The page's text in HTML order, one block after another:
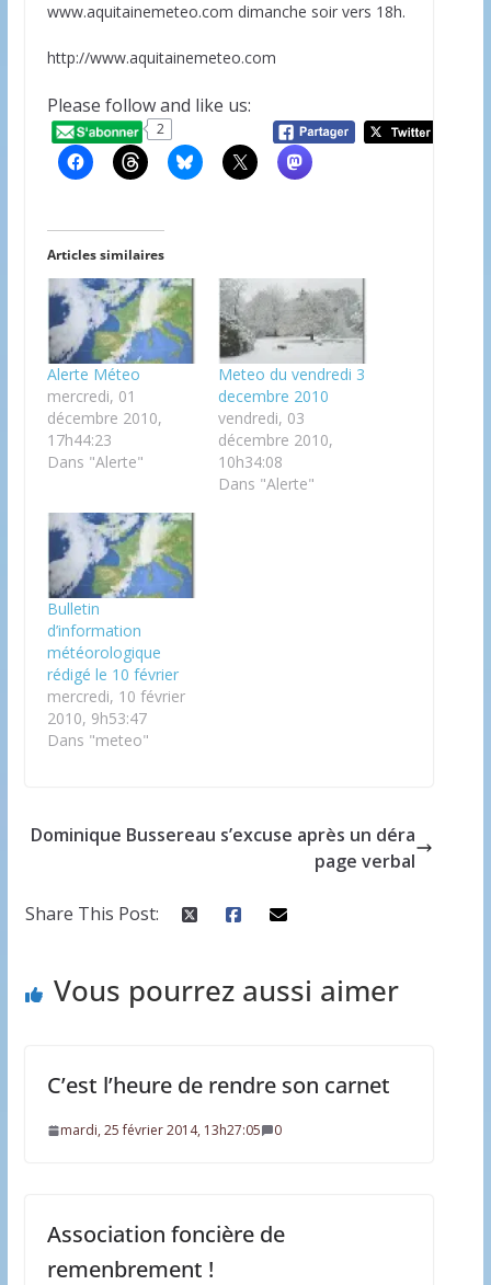
www.aquitainemeteo.com dimanche soir vers 18h.
http://www.aquitainemeteo.com
Please follow and like us:
2
Articles similaires
Alerte Méteo
mercredi, 01
décembre 2010,
17h44:23
Dans "Alerte"
Meteo du vendredi 3
decembre 2010
vendredi, 03
décembre 2010,
10h34:08
Dans "Alerte"
Bulletin
d’information
météorologique
rédigé le 10 février
mercredi, 10 février
2010, 9h53:47
Dans "meteo"
Dominique Bussereau s’excuse après un déra
page verbal
Share This Post:
Vous pourrez aussi aimer
C’est l’heure de rendre son carnet
mardi, 25 février 2014, 13h27:05 0
Association foncière de
remenbrement !